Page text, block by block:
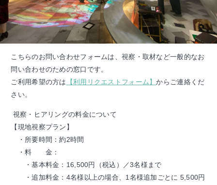
こちらのお問い合わせフォームは、視察・取材など一般的なお
問い合わせのための窓口です。
ご利用希望の方は
【利用リクエストフォーム】からご連絡くだ
さい。
視察・ヒアリングの料金について
【現地視察プラン】
・所要時間：約2時間
・料 金：
・基本料金：16,500円（税込）／3名様まで
・追加料金：4名様以上の場合、1名様追加ごとに 5,500円